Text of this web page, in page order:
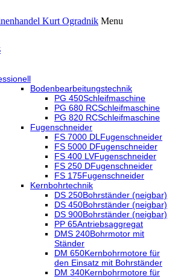
Menu
Bodenbearbeitungstechnik
PG 450Schleifmaschine
PG 680 RCSchleifmaschine
PG 820 RCSchleifmaschine
Fugenschneider
FS 7000 DLFugenschneider
FS 5000 DFugenschneider
FS 400 LVFugenschneider
FS 250 DFugenschneider
FS 175Fugenschneider
Kernbohrtechnik
DS 250Bohrständer (neigbar)
DS 450Bohrständer (neigbar)
DS 900Bohrständer (neigbar)
PP 65Antriebsaggregat
DMS 240Bohrmotor mit
Ständer
DM 650Kernbohrmotore für
den Einsatz mit Bohrständer
DM 340Kernbohrmotore für